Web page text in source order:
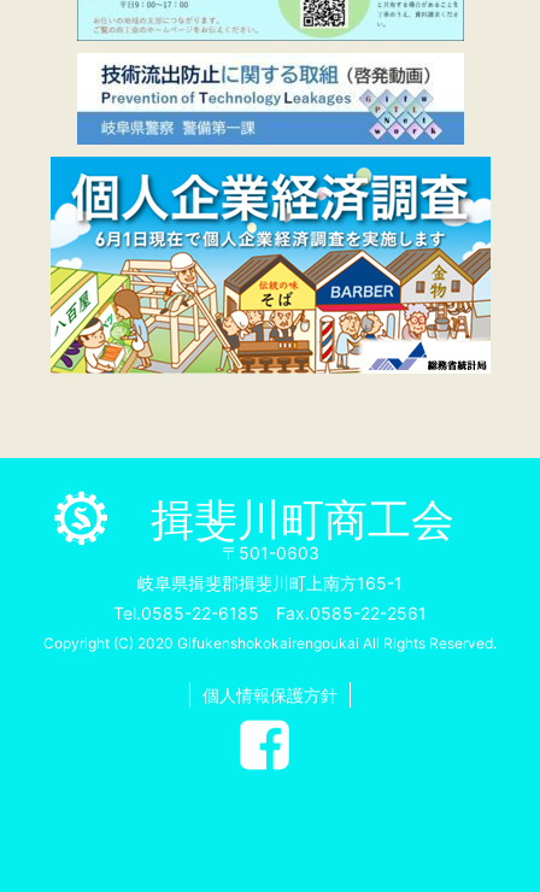
揖斐川町商工会
〒501-0603
岐阜県揖斐郡揖斐川町上南方165-1
Tel.0585-22-6185 Fax.0585-22-2561
Copyright (C) 2020 Gifukenshokokairengoukai All Rights Reserved.
個人情報保護方針